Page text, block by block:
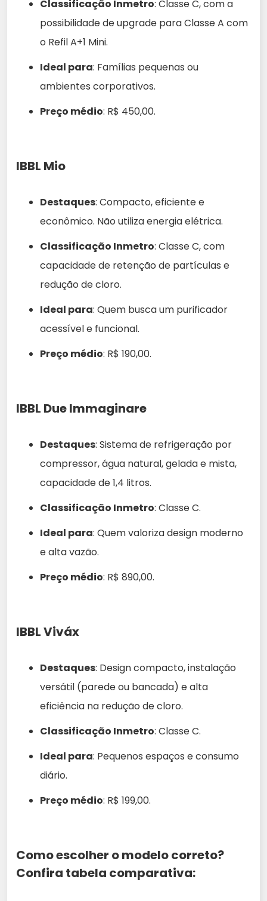
Classificação Inmetro: Classe C, com a
possibilidade de upgrade para Classe A com
o Refil A+1 Mini.
Ideal para: Famílias pequenas ou
ambientes corporativos.
Preço médio: R$ 450,00.
IBBL Mio
Destaques: Compacto, eficiente e
econômico. Não utiliza energia elétrica.
Classificação Inmetro: Classe C, com
capacidade de retenção de partículas e
redução de cloro.
Ideal para: Quem busca um purificador
acessível e funcional.
Preço médio: R$ 190,00.
IBBL Due Immaginare
Destaques: Sistema de refrigeração por
compressor, água natural, gelada e mista,
capacidade de 1,4 litros.
Classificação Inmetro: Classe C.
Ideal para: Quem valoriza design moderno
e alta vazão.
Preço médio: R$ 890,00.
IBBL Viváx
Destaques: Design compacto, instalação
versátil (parede ou bancada) e alta
eficiência na redução de cloro.
Classificação Inmetro: Classe C.
Ideal para: Pequenos espaços e consumo
diário.
Preço médio: R$ 199,00.
Como escolher o modelo correto?
Confira tabela comparativa: